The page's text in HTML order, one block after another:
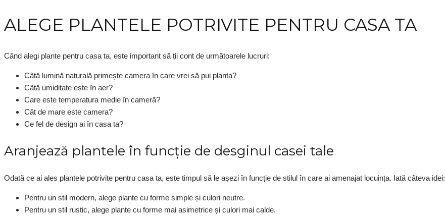
ALEGE PLANTELE POTRIVITE PENTRU CASA TA
Când alegi plante pentru casa ta, este important să ții cont de următoarele lucruri:
Câtă lumină naturală primește camera în care vrei să pui planta?
Câtă umiditate este în aer?
Care este temperatura medie în cameră?
Cât de mare este camera?
Ce fel de design ai în casa ta?
Aranjează plantele în funcție de desginul casei tale
Odată ce ai ales plantele potrivite pentru casa ta, este timpul să le așezi în funcție de stilul în care ai amenajat locuința. Iată câteva idei:
Pentru un stil modern, alege plante cu forme simple și culori neutre.
Pentru un stil rustic, alege plante cu forme mai asimetrice și culori mai calde.